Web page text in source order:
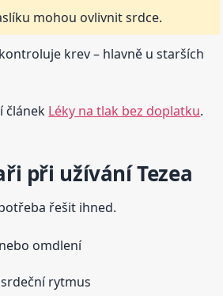
mohou ovlivnit srdce.
krev – hlavně u starších
článek Léky na tlak bez doplatku.
při užívání Tezea
řešit ihned.
omdlení
rytmus